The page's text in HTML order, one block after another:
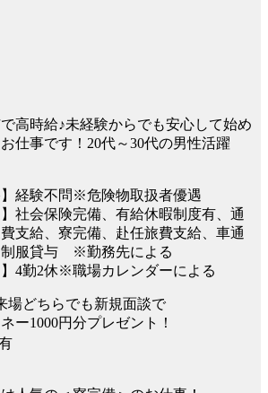
高時給♪未経験からでも安心して始め
仕事です！20代～30代の男性活躍
】経験不問※危険物取扱者優遇
】社会保険完備、有給休暇制度有、通
支給、寮完備、赴任旅費支給、車通
制服貸与 ※勤務先による
】4勤2休※職場カレンダーによる
場どちらでも新規面談で
ー1000円分プレゼント！